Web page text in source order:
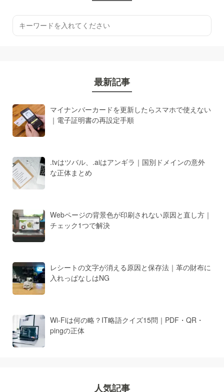
最新記事
マイナンバーカードを更新したらスマホで使えない
｜電子証明書の再設定手順
.tvはツバル、.aiはアンギラ｜国別ドメインの意外
な正体まとめ
Webページの背景色が印刷されない原因と直し方｜
チェック1つで解決
レシートの文字が消える原因と保存法｜革の財布に
入れっぱなしはNG
Wi-Fiは何の略？IT略語クイズ15問｜PDF・QR・
pingの正体
人気記事